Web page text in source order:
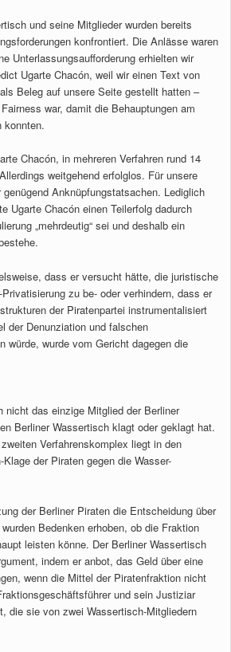
und seine Mitglieder wurden bereits
konfrontiert. Die Anlässe waren
Unterlassungsaufforderung erhielten wir
Ugarte Chacón, weil wir einen Text von
Beleg auf unsere Seite gestellt hatten –
war, damit die Behauptungen am
konnten.
Chacón, in mehreren Verfahren rund 14
weitgehend erfolglos. Für unsere
Anknüpfungstatsachen. Lediglich
Ugarte Chacón einen Teilerfolg dadurch
„mehrdeutig“ sei und deshalb ein
dass er versucht hätte, die juristische
zu be- oder verhindern, dass er
der Piratenpartei instrumentalisiert
der Denunziation und falschen
würde, wurde vom Gericht dagegen die
nicht das einzige Mitglied der Berliner
Berliner Wassertisch klagt oder geklagt hat.
Verfahrenskomplex liegt in den
der Piraten gegen die Wasser-
der Berliner Piraten die Entscheidung über
Bedenken erhoben, ob die Fraktion
leisten könne. Der Berliner Wassertisch
indem er anbot, das Geld über eine
wenn die Mittel der Piratenfraktion nicht
und sein Justiziar
die sie von zwei Wassertisch-Mitgliedern